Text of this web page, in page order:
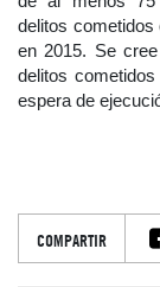
delitos
en 2015. Se
delitos
espera de
COMPARTIR